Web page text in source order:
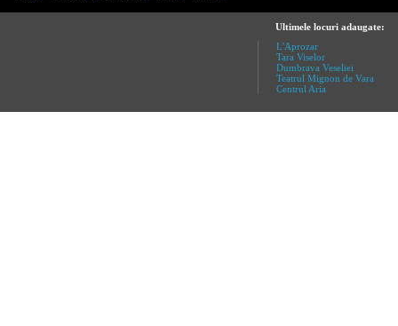
Ultimele locuri adaugate:
L'Aprozar
Tara Viselor
Dumbrava Veseliei
Teatrul Mignon de Vara
Centrul Aria